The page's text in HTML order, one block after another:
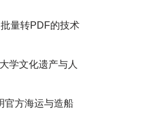
量转PDF的技术
学文化遗产与人
方海运与造船